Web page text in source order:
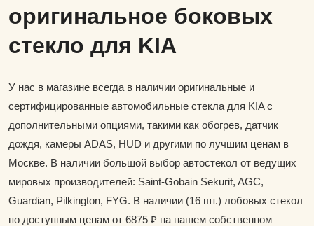
оригинальное боковых
стекло для KIA
У нас в магазине всегда в наличии оригинальные и
сертифицированные автомобильные стекла для KIA с
дополнительными опциями, такими как обогрев, датчик
дождя, камеры ADAS, HUD и другими по лучшим ценам в
Москве. В наличии большой выбор автостекол от ведущих
мировых производителей: Saint-Gobain Sekurit, AGC,
Guardian, Pilkington, FYG. В наличии (16 шт.) лобовых стекол
по доступным ценам от 6875 ₽ на нашем собственном